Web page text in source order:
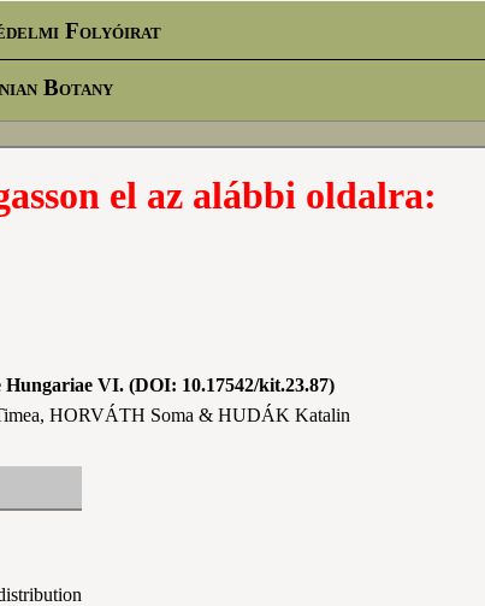
Folyóirat
Botany
el az alábbi oldalra:
VI. (DOI: 10.17542/kit.23.87)
HORVÁTH Soma & HUDÁK Katalin